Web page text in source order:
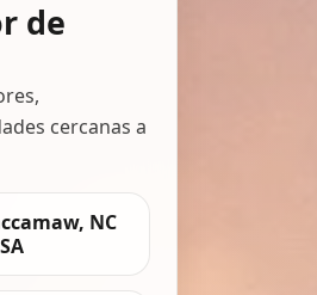
de
cercanas a
NC